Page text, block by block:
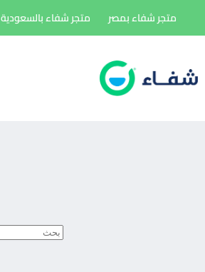
إلى
متجر شفاء بمصر متجر شفاء بالسعودية